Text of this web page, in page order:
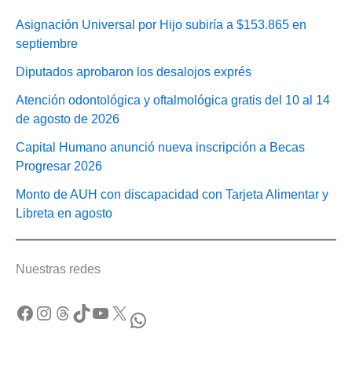
Asignación Universal por Hijo subiría a $153.865 en
septiembre
Diputados aprobaron los desalojos exprés
Atención odontológica y oftalmológica gratis del 10 al 14
de agosto de 2026
Capital Humano anunció nueva inscripción a Becas
Progresar 2026
Monto de AUH con discapacidad con Tarjeta Alimentar y
Libreta en agosto
Nuestras redes
Facebook Instagram Threads TikTok YouTube X WhatsApp